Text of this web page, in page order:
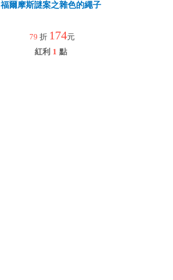
福爾摩斯謎案之雜色的繩子
79 折 174元
紅利 1 點